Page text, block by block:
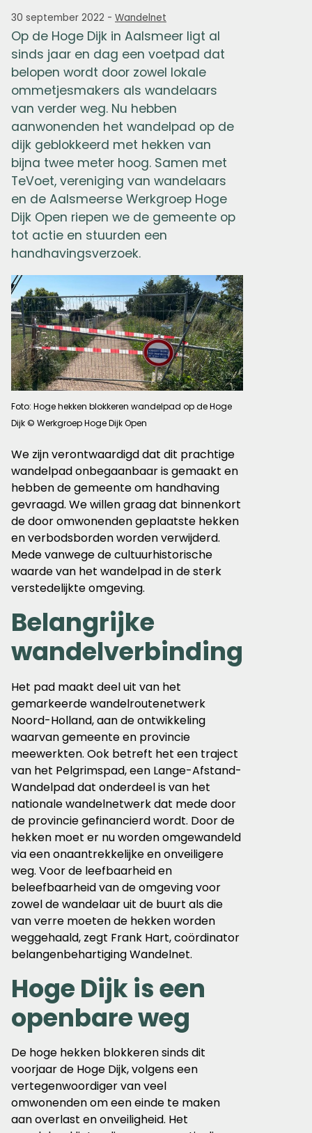
30 september 2022 - Wandelnet
Op de Hoge Dijk in Aalsmeer ligt al
sinds jaar en dag een voetpad dat
belopen wordt door zowel lokale
ommetjesmakers als wandelaars
van verder weg. Nu hebben
aanwonenden het wandelpad op de
dijk geblokkeerd met hekken van
bijna twee meter hoog. Samen met
TeVoet, vereniging van wandelaars
en de Aalsmeerse Werkgroep Hoge
Dijk Open riepen we de gemeente op
tot actie en stuurden een
handhavingsverzoek.
Foto: Hoge hekken blokkeren wandelpad op de Hoge
Dijk © Werkgroep Hoge Dijk Open
We zijn verontwaardigd dat dit prachtige
wandelpad onbegaanbaar is gemaakt en
hebben de gemeente om handhaving
gevraagd. We willen graag dat binnenkort
de door omwonenden geplaatste hekken
en verbodsborden worden verwijderd.
Mede vanwege de cultuurhistorische
waarde van het wandelpad in de sterk
verstedelijkte omgeving.
Belangrijke
wandelverbinding
Het pad maakt deel uit van het
gemarkeerde wandelroutenetwerk
Noord-Holland, aan de ontwikkeling
waarvan gemeente en provincie
meewerkten. Ook betreft het een traject
van het Pelgrimspad, een Lange-Afstand-
Wandelpad dat onderdeel is van het
nationale wandelnetwerk dat mede door
de provincie gefinancierd wordt. Door de
hekken moet er nu worden omgewandeld
via een onaantrekkelijke en onveiligere
weg. Voor de leefbaarheid en
beleefbaarheid van de omgeving voor
zowel de wandelaar uit de buurt als die
van verre moeten de hekken worden
weggehaald, zegt Frank Hart, coördinator
belangenbehartiging Wandelnet.
Hoge Dijk is een
openbare weg
De hoge hekken blokkeren sinds dit
voorjaar de Hoge Dijk, volgens een
vertegenwoordiger van veel
omwonenden om een einde te maken
aan overlast en onveiligheid. Het